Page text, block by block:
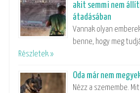
akit semmi nem
átadásában
Vannak olyan
benne, hogy meg
Részletek »
Oda már nem
Nézz a szemembe.